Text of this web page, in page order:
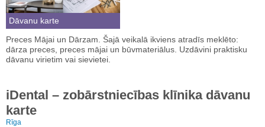
Dāvanu karte
Preces Mājai un Dārzam. Šajā veikalā ikviens atradīs meklēto:
dārza preces, preces mājai un būvmateriālus. Uzdāvini praktisku
dāvanu virietim vai sievietei.
iDental – zobārstniecības klīnika dāvanu
karte
Rīga